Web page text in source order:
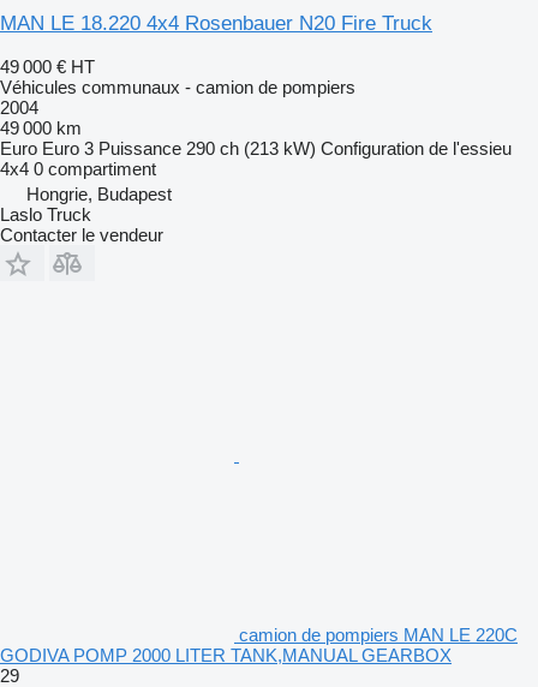
MAN LE 18.220 4x4 Rosenbauer N20 Fire Truck
49 000 € HT
Véhicules communaux - camion de pompiers
2004
49 000 km
Euro Euro 3 Puissance 290 ch (213 kW) Configuration de l'essieu
4x4 0 compartiment
Hongrie, Budapest
Laslo Truck
Contacter le vendeur
camion de pompiers MAN LE 220C
GODIVA POMP 2000 LITER TANK,MANUAL GEARBOX
29